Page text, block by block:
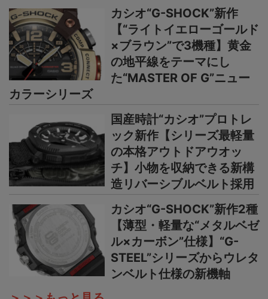
カシオ“G-SHOCK”新作
【“ライトイエローゴールド
×ブラウン”で3機種】黄金
の地平線をテーマにし
た“MASTER OF G”ニュー
カラーシリーズ
国産時計“カシオ”プロトレ
ック新作【シリーズ最軽量
の本格アウトドアウオッ
チ】小物を収納できる新構
造リバーシブルベルト採用
カシオ“G-SHOCK”新作2種
【薄型・軽量な“メタルベゼ
ル×カーボン”仕様】“G-
STEEL”シリーズからウレタ
ンベルト仕様の新機軸